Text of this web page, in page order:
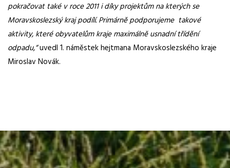
pokračovat také v roce 2011 i díky projektům na kterých se
Moravskoslezský kraj podílí. Primárně podporujeme takové
aktivity, které obyvatelům kraje maximálně usnadní třídění
odpadu,“uvedl 1. náměstek hejtmana Moravskoslezského kraje
Miroslav Novák.